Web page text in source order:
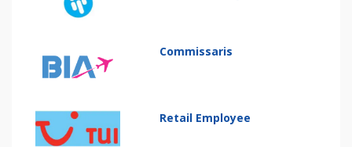
Commissaris
Retail Employee